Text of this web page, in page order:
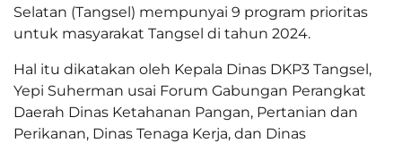
Selatan (Tangsel) mempunyai 9 program prioritas
untuk masyarakat Tangsel di tahun 2024.
Hal itu dikatakan oleh Kepala Dinas DKP3 Tangsel,
Yepi Suherman usai Forum Gabungan Perangkat
Daerah Dinas Ketahanan Pangan, Pertanian dan
Perikanan, Dinas Tenaga Kerja, dan Dinas